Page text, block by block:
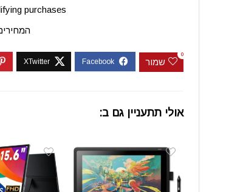
purchases.
שמור
0
אולי תתעניין גם ב: